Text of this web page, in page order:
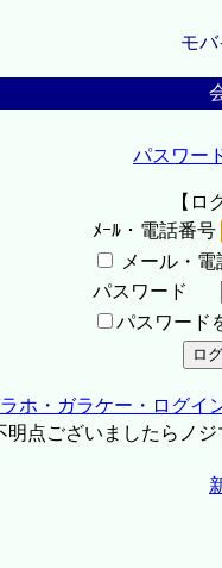
モ
パスワー
【ロ
ﾒｰﾙ・電話番号
メール・
パスワード
パスワード
ホ・ガラケー・ログイ
点ございましたらノジ